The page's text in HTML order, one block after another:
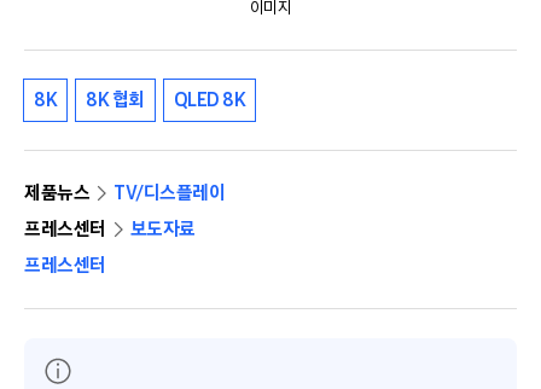
이미지
8K 8K 협회 QLED 8K
제품뉴스
TV/디스플레이
프레스센터
보도자료
프레스센터